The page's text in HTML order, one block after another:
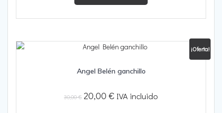
¡Oferta!
Angel Belén ganchillo
30,00€ El
20,00 €ElIVA incluido